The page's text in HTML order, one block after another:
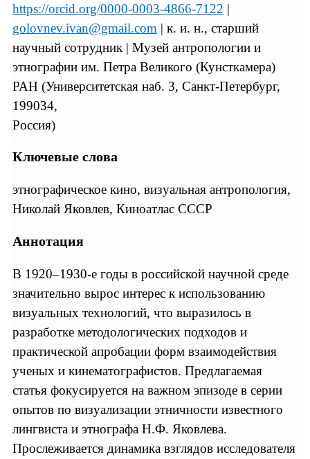
https://orcid.org/0000-0003-4866-7122 |
golovnev.ivan@gmail.com | к. и. н., старший
научный сотрудник | Музей антропологии и
этнографии им. Петра Великого (Кунсткамера)
РАН (Университетская наб. 3, Санкт-Петербург,
199034,
Россия)
Ключевые слова
этнографическое кино, визуальная антропология,
Николай Яковлев, Киноатлас СССР
Аннотация
В 1920–1930-е годы в российской научной среде
значительно вырос интерес к использованию
визуальных технологий, что выразилось в
разработке методологических подходов и
практической апробации форм взаимодействия
ученых и кинематографистов. Предлагаемая
статья фокусируется на важном эпизоде в серии
опытов по визуализации этничности известного
лингвиста и этнографа Н.Ф. Яковлева.
Прослеживается динамика взглядов исследователя